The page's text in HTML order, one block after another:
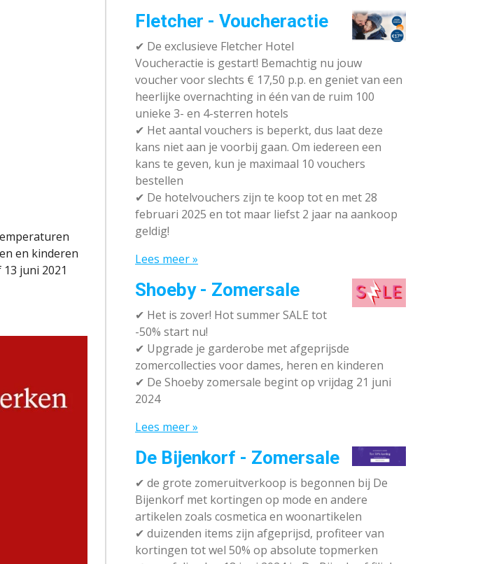
en kinderen
juni 2021
Fletcher - Voucheractie
✔ De exclusieve Fletcher Hotel
Voucheractie is gestart! Bemachtig nu jouw
voucher voor slechts € 17,50 p.p. en geniet van een
heerlijke overnachting in één van de ruim 100
unieke 3- en 4-sterren hotels
✔ Het aantal vouchers is beperkt, dus laat deze
kans niet aan je voorbij gaan. Om iedereen een
kans te geven, kun je maximaal 10 vouchers
bestellen
✔ De hotelvouchers zijn te koop tot en met 28
februari 2025 en tot maar liefst 2 jaar na aankoop
geldig!
Lees meer »
Shoeby - Zomersale
✔ Het is zover! Hot summer SALE tot
-50% start nu!
✔ Upgrade je garderobe met afgeprijsde
zomercollecties voor dames, heren en kinderen
✔ De Shoeby zomersale begint op vrijdag 21 juni
2024
Lees meer »
De Bijenkorf - Zomersale
✔ de grote zomeruitverkoop is begonnen bij De
Bijenkorf met kortingen op mode en andere
artikelen zoals cosmetica en woonartikelen
✔ duizenden items zijn afgeprijsd, profiteer van
kortingen tot wel 50% op absolute topmerken